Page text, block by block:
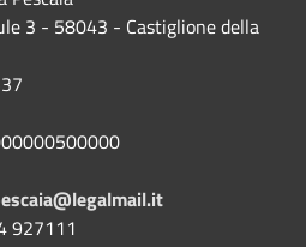
3 - 58043 - Castiglione della
927111